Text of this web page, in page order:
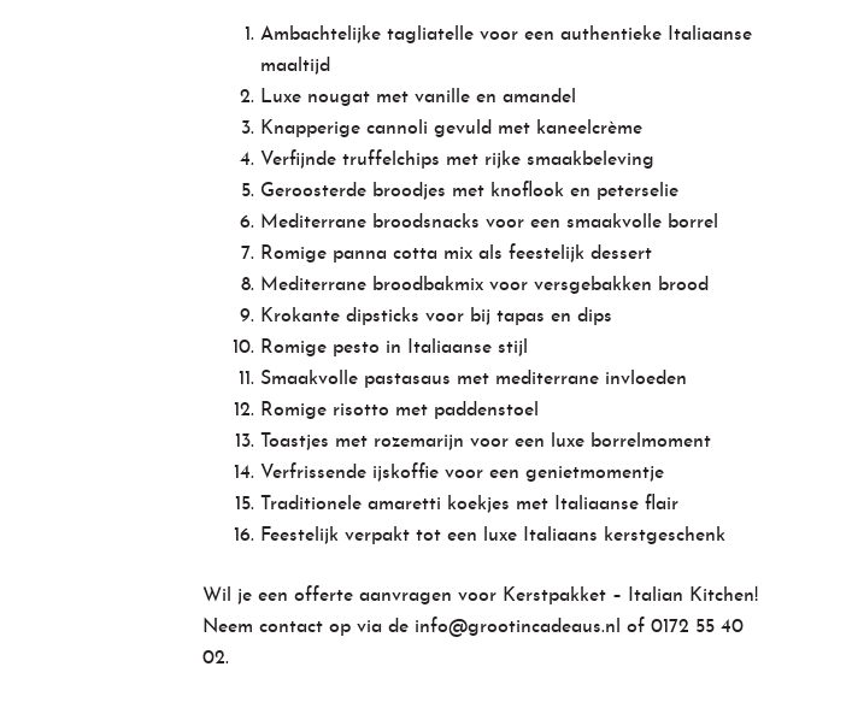
Ambachtelijke tagliatelle voor een authentieke Italiaanse
maaltijd
Luxe nougat met vanille en amandel
Knapperige cannoli gevuld met kaneelcrème
Verfijnde truffelchips met rijke smaakbeleving
Geroosterde broodjes met knoflook en peterselie
Mediterrane broodsnacks voor een smaakvolle borrel
Romige panna cotta mix als feestelijk dessert
Mediterrane broodbakmix voor versgebakken brood
Krokante dipsticks voor bij tapas en dips
Romige pesto in Italiaanse stijl
Smaakvolle pastasaus met mediterrane invloeden
Romige risotto met paddenstoel
Toastjes met rozemarijn voor een luxe borrelmoment
Verfrissende ijskoffie voor een genietmomentje
Traditionele amaretti koekjes met Italiaanse flair
Feestelijk verpakt tot een luxe Italiaans kerstgeschenk
Wil je een offerte aanvragen voor Kerstpakket – Italian Kitchen!
Neem contact op via de info@grootincadeaus.nl of 0172 55 40
02.